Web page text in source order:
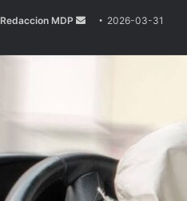
Redaccion MDP
Send
email
2026-03-31